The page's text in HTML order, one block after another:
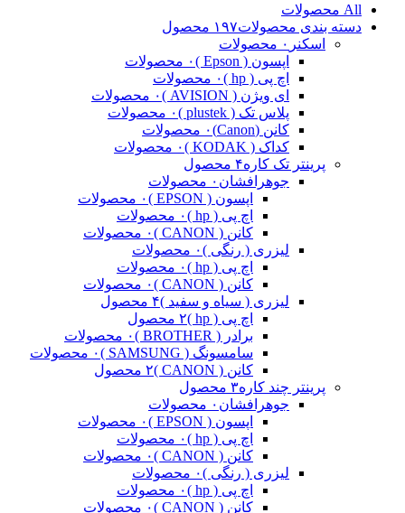
All محصولات
دسته بندی محصولات۱۹۷ محصول
اسکنر ۰ محصولات
اپسون ( Epson )
۰ محصولات
اچ پی ( hp )
۰ محصولات
ای ویژن ( AVISION )
۰ محصولات
پلاس تک ( plustek )
۰ محصولات
کانن (Canon)
۰ محصولات
کداک ( KODAK )
۰ محصولات
پرینتر تک کاره۴ محصول
جوهرافشان ۰ محصولات
اپسون ( EPSON )
۰ محصولات
اچ پی ( hp )
۰ محصولات
کانن ( CANON )
۰ محصولات
لیزری ( رنگی )۰ محصولات
اچ پی ( hp )
۰ محصولات
کانن ( CANON )
۰ محصولات
لیزری ( سیاه و سفید )۴ محصول
اچ پی ( hp )
۲ محصول
برادر ( BROTHER )
۰ محصولات
سامسونگ ( SAMSUNG )
۰ محصولات
کانن ( CANON )
۲ محصول
پرینتر چند کاره۳ محصول
جوهرافشان ۰ محصولات
اپسون ( EPSON )
۰ محصولات
اچ پی ( hp )
۰ محصولات
کانن ( CANON )
۰ محصولات
لیزری ( رنگی )۰ محصولات
اچ پی ( hp )
۰ محصولات
کانن ( CANON )
۰ محصولات